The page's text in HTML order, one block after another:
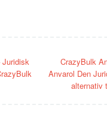
Juridisk
CrazyBulk
Anvarol Den
alternativ